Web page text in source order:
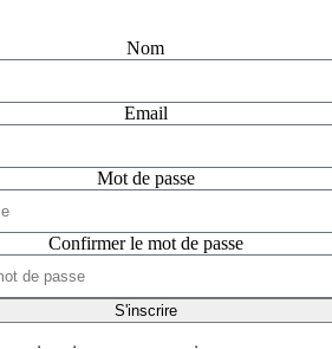
Nom
Email
Mot de passe
Confirmer le mot de passe
S'inscrire